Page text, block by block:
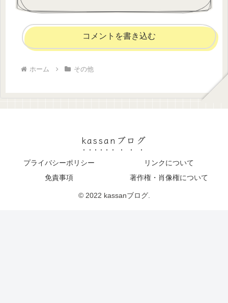
コメントを書き込む
ホーム その他
kassanブログ
プライバシーポリシー
リンクについて
免責事項
著作権・肖像権について
© 2022 kassanブログ.